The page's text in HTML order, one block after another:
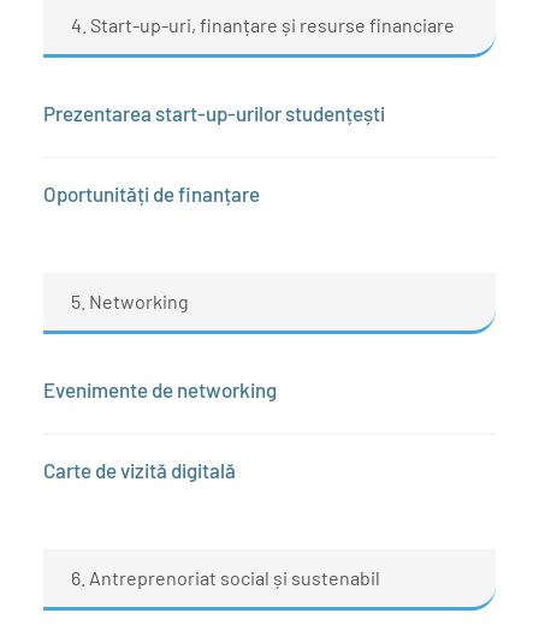
4. Start-up-uri, finanțare și resurse financiare
Prezentarea start-up-urilor studențești
Oportunități de finanțare
5. Networking
Evenimente de networking
Carte de vizită digitală
6. Antreprenoriat social și sustenabil